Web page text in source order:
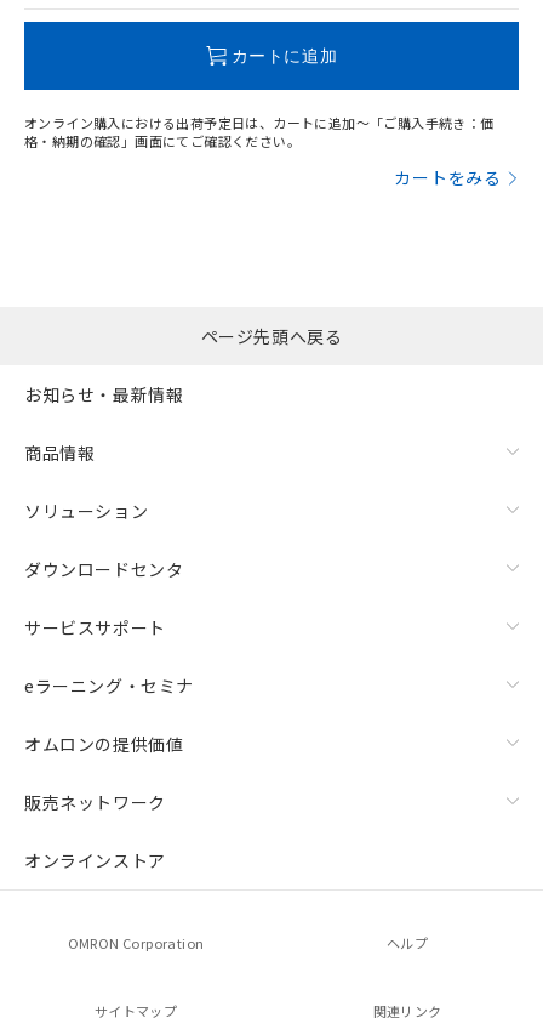
カートに追加
オンライン購入における出荷予定日は、カートに追加～「ご購入手続き：価
格・納期の確認」画面にてご確認ください。
カートをみる
ページ先頭へ戻る
お知らせ・最新情報
商品情報
ソリューション
ダウンロードセンタ
サービスサポート
eラーニング・セミナ
オムロンの提供価値
販売ネットワーク
オンラインストア
OMRON Corporation ヘルプ
サイトマップ 関連リンク